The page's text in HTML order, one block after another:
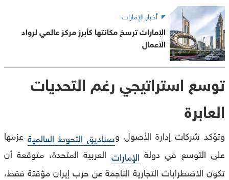
أخبار الإمارات
الإمارات ترسخ مكانتها كأبرز مركز عالمي لرواد
الأعمال
توسع استراتيجي رغم التحديات
العابرة
وتؤكد شركات إدارة الأصول وصناديق التحوط العالميةعزمها
على التوسع في دولة الإمارات العربية المتحدة، متوقعة أن
تكون الاضطرابات التجارية الناجمة عن حرب إيران مؤقتة فقط،